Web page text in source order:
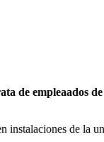
de empleaados
instalaciones de la